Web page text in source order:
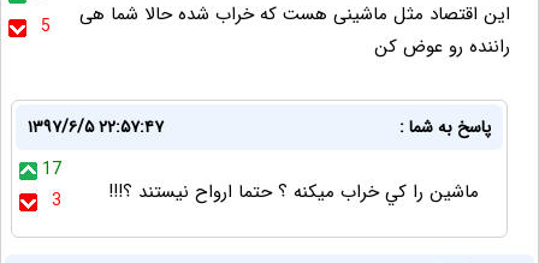
5
این اقتصاد مثل ماشینی هست که خراب شده حالا شما هی
راننده رو عوض کن
پاسخ به شما :
۱۳۹۷/۶/۵ ۲۲:۵۷:۴۷
17
3
ماشين را كي خراب ميكنه ؟ حتما ارواح نيستند ؟!!!